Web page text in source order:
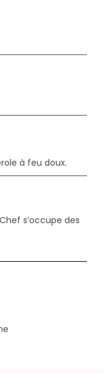
à feu doux.
s’occupe des